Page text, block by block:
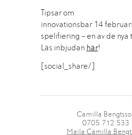
Tipsar om
innovationsbar 14
spelifiering – en av de
Läs inbjudan här!
[social_share/]
Camilla
0705 712 533
Maila Camilla